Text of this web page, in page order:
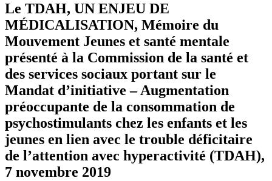
Le TDAH, UN ENJEU DE
MÉDICALISATION, Mémoire du
Mouvement Jeunes et santé mentale
présenté à la Commission de la santé et
des services sociaux portant sur le
Mandat d’initiative – Augmentation
préoccupante de la consommation de
psychostimulants chez les enfants et les
jeunes en lien avec le trouble déficitaire
de l’attention avec hyperactivité (TDAH),
7 novembre 2019